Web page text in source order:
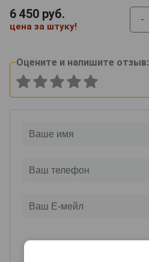
6 450 руб.
цена за штуку!
-
Оцените и напишите отзыв: